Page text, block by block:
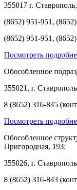
355017 г.
(8652) 951-951,
(8652) 951-951,
Посмотреть
Обособленное
355021, г.
8 (8652) 316-845
Посмотреть
Обособленное
Пригородная, 193:
355026, г.
8 (8652) 316-843